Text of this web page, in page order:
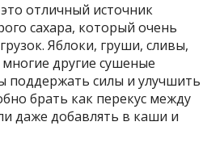
отличный источник
сахара, который очень
Яблоки, груши, сливы,
другие сушеные
поддержать силы и улучшить
брать как перекус между
даже добавлять в каши и